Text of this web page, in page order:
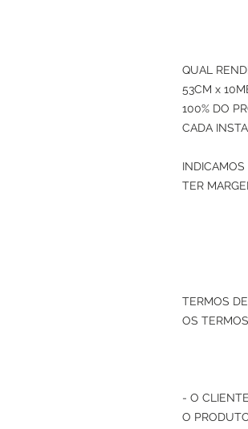
QUAL
53CM x
100% DO
CADA
TER
TERMOS
OS
- O
O